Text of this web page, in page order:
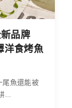
品牌
洋食烤魚
尾魚還能被
...